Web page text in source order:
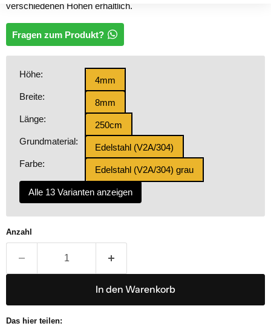
verschiedenen Höhen erhältlich.
Fragen zum Produkt?
Höhe:
4mm
Breite:
8mm
Länge:
250cm
Grundmaterial:
Edelstahl (V2A/304)
Farbe:
Edelstahl (V2A/304) grau
Alle 13 Varianten anzeigen
Anzahl
In den Warenkorb
Das hier teilen: